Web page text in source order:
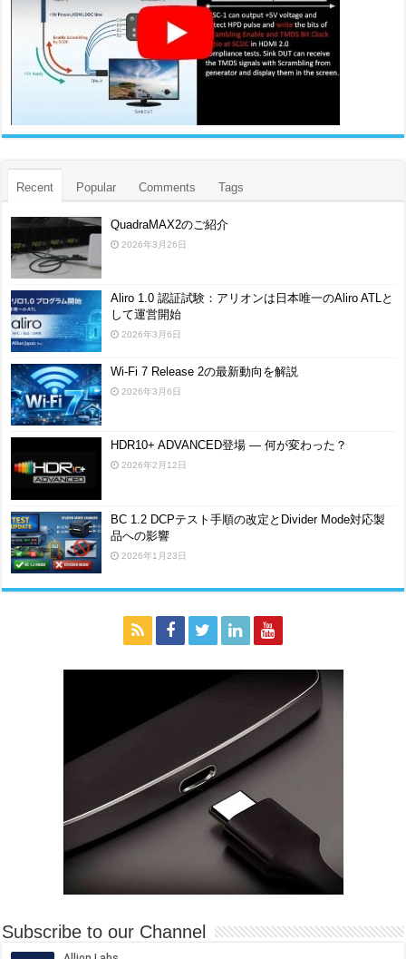
Recent Popular Comments Tags
QuadraMAX2のご紹介
2026年3月26日
Aliro 1.0 認証試験：アリオンは日本唯一のAliro ATLと
して運営開始
2026年3月6日
Wi-Fi 7 Release 2の最新動向を解説
2026年3月6日
HDR10+ ADVANCED登場 ― 何が変わった？
2026年2月12日
BC 1.2 DCPテスト手順の改定とDivider Mode対応製
品への影響
2026年1月23日
Subscribe to our Channel